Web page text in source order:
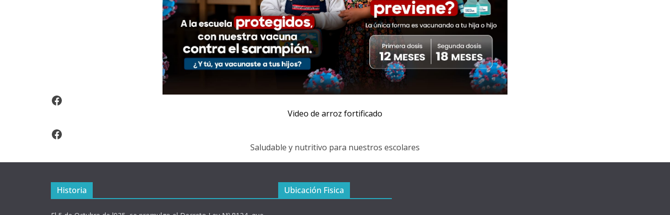
Video Arroz Fortificado
Video de arroz fortificado
Facebook
Saludable y nutritivo para nuestros escolares
Historia Ubicación Fisica